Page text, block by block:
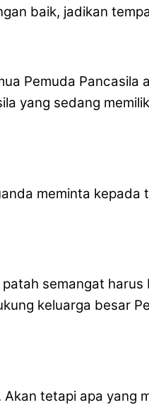
baik, jadikan
Pemuda
yang sedang
meminta
semangat
keluarga besar
tetapi apa yang